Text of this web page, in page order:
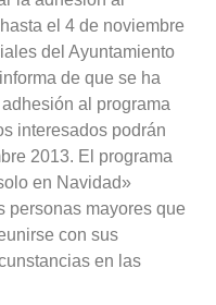
el 4 de noviembre
del Ayuntamiento
de que se ha
al programa
interesados podrán
2013. El programa
en Navidad»
personas mayores que
con sus
en las